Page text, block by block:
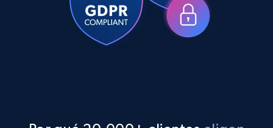
TikTok - Profiles
Account id, Nickname, Biography, Awg